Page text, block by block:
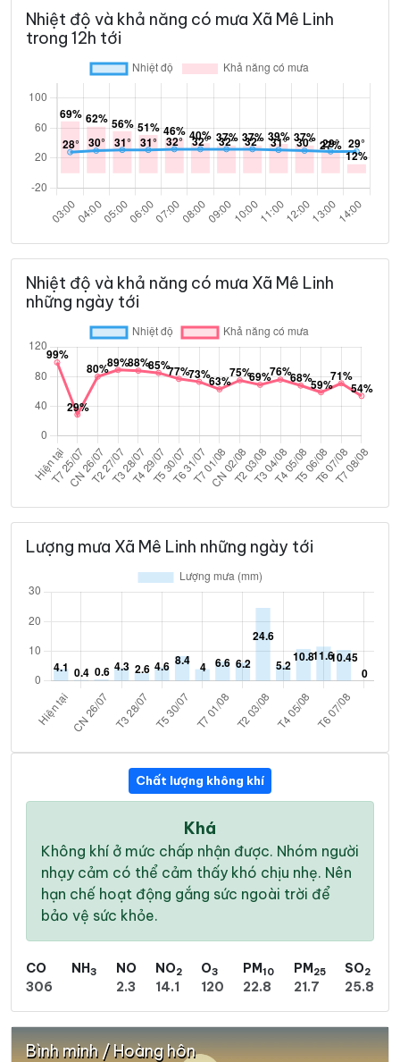
Nhiệt độ và khả năng có mưa Xã Mê Linh
trong 12h tới
Nhiệt độ và khả năng có mưa Xã Mê Linh
những ngày tới
Lượng mưa Xã Mê Linh những ngày tới
Chất lượng không khí
Khá
Không khí ở mức chấp nhận được. Nhóm người
nhạy cảm có thể cảm thấy khó chịu nhẹ. Nên
hạn chế hoạt động gắng sức ngoài trời để
bảo vệ sức khỏe.
CO
306
NH3
NO
2.3
NO2
14.1
O3
120
PM10
22.8
PM25
21.7
SO2
25.8
Bình minh / Hoàng hôn